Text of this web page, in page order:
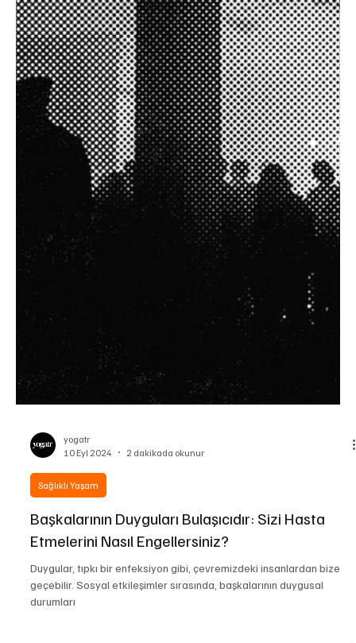
yogatr
Sağlıklı Yaşam
Neden Diğer İnsanlardan Daha Fazla
Ağlıyorsunuz? İşte Potansiyel 7 Sebep
eğer siz diğerlerinden daha fazla ağlıyorsanız? Uzmanlara sorduk
ve bazı insanların neden diğerlerinden daha fazla ağladığını